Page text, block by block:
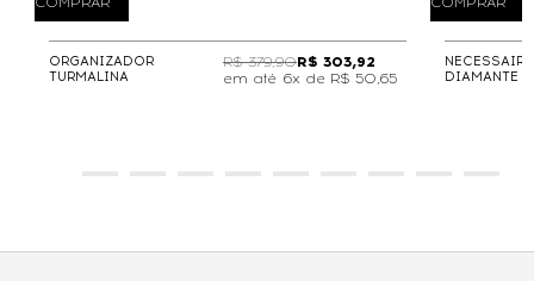
ORGANIZADOR
TURMALINA
R$ 379,90R$ 303,92
6x de R$ 50,65
NECESSAIRE
DIAMANTE